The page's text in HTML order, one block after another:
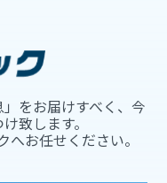
をお届けすべく、今
致します。
へお任せください。